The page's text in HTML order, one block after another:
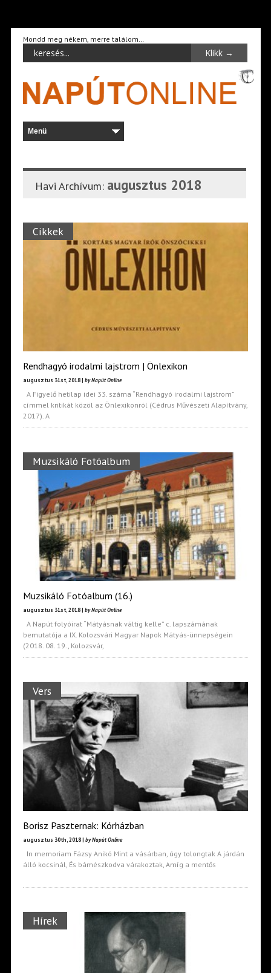
Mondd meg nékem, merre találom…
Havi Archívum: augusztus 2018
Cikkek
Rendhagyó irodalmi lajstrom | Önlexikon
augusztus 31st, 2018 | by Napút Online
A Figyelő hetilap idei 33. száma “Rendhagyó irodalmi lajstrom”
címmel kritikát közöl az Önlexikonról (Cédrus Művészeti Alapítvány,
2017). A
Muzsikáló Fotóalbum
Muzsikáló Fotóalbum (16.)
augusztus 31st, 2018 | by Napút Online
A Napút folyóirat “Mátyásnak váltig kelle” c. lapszámának
bemutatója a IX. Kolozsvári Magyar Napok Mátyás-ünnepségein
(2018. 08. 19., Kolozsvár,
Vers
Borisz Paszternak: Kórházban
augusztus 30th, 2018 | by Napút Online
In memoriam Fázsy Anikó Mint a vásárban, úgy tolongtak A járdán
álló kocsinál, És bámészkodva várakoztak, Amíg a mentős
Hírek